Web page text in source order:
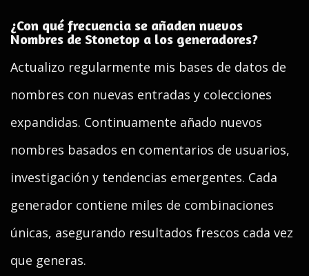
¿Con qué frecuencia se añaden nuevos
Nombres de Stonetop a los generadores?
Actualizo regularmente mis bases de datos de
nombres con nuevas entradas y colecciones
expandidas. Continuamente añado nuevos
nombres basados en comentarios de usuarios,
investigación y tendencias emergentes. Cada
generador contiene miles de combinaciones
únicas, asegurando resultados frescos cada vez
que generas.